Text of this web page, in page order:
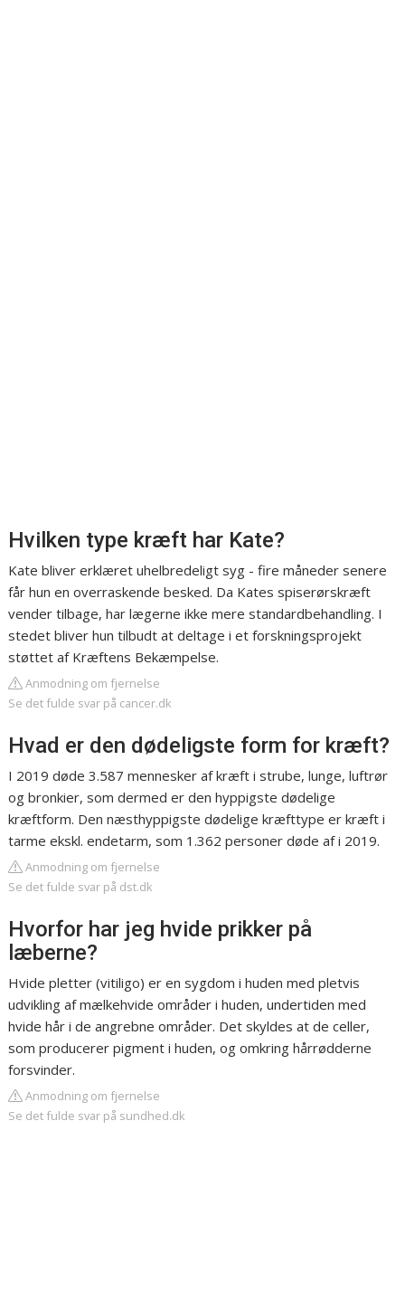
Hvilken type kræft har Kate?
Kate bliver erklæret uhelbredeligt syg - fire måneder senere
får hun en overraskende besked. Da Kates spiserørskræft
vender tilbage, har lægerne ikke mere standardbehandling. I
stedet bliver hun tilbudt at deltage i et forskningsprojekt
støttet af Kræftens Bekæmpelse.
Anmodning om fjernelse
Se det fulde svar på cancer.dk
Hvad er den dødeligste form for kræft?
I 2019 døde 3.587 mennesker af kræft i strube, lunge, luftrør
og bronkier, som dermed er den hyppigste dødelige
kræftform. Den næsthyppigste dødelige kræfttype er kræft i
tarme ekskl. endetarm, som 1.362 personer døde af i 2019.
Anmodning om fjernelse
Se det fulde svar på dst.dk
Hvorfor har jeg hvide prikker på
læberne?
Hvide pletter (vitiligo) er en sygdom i huden med pletvis
udvikling af mælkehvide områder i huden, undertiden med
hvide hår i de angrebne områder. Det skyldes at de celler,
som producerer pigment i huden, og omkring hårrødderne
forsvinder.
Anmodning om fjernelse
Se det fulde svar på sundhed.dk